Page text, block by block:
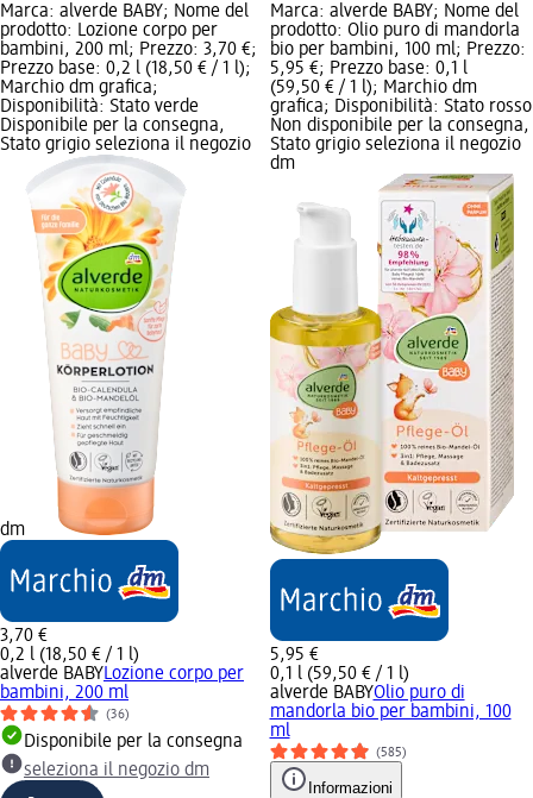
Marca: alverde BABY; Nome del
prodotto: Lozione corpo per
bambini, 200 ml; Prezzo: 3,70 €;
Prezzo base: 0,2 l (18,50 € / 1 l);
Marchio dm grafica;
Disponibilità: Stato verde
Disponibile per la consegna,
Stato grigio seleziona il negozio
dm
3,70 €
0,2 l (18,50 € / 1 l)
alverde BABYLozione corpo per
bambini, 200 ml
(36)
Disponibile per la consegna
seleziona il negozio dm
Marca: alverde BABY; Nome del
prodotto: Olio puro di mandorla
bio per bambini, 100 ml; Prezzo:
5,95 €; Prezzo base: 0,1 l
(59,50 € / 1 l); Marchio dm
grafica; Disponibilità: Stato rosso
Non disponibile per la consegna,
Stato grigio seleziona il negozio
dm
5,95 €
0,1 l (59,50 € / 1 l)
alverde BABYOlio puro di
mandorla bio per bambini, 100
ml
(585)
Informazioni